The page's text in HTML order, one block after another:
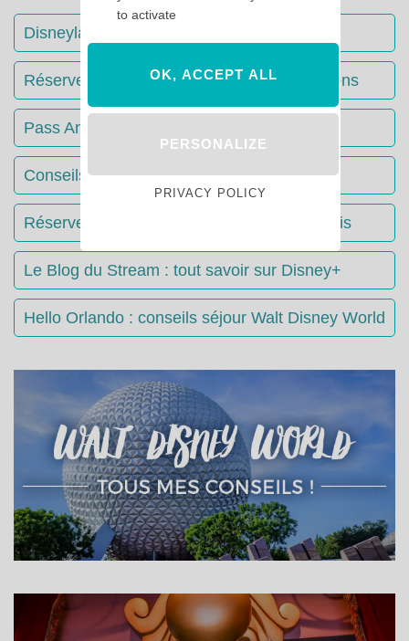
Disneyland Paris : Le guide complet
Réserver votre séjour : toutes les informations
Pass Annuels Disney : informations
Conseils & Astuces Disneyland Paris
Réserver votre restaurant à Disneyland Paris
Le Blog du Stream : tout savoir sur Disney+
Hello Orlando : conseils séjour Walt Disney World
to activate
OK, ACCEPT ALL
PERSONALIZE
PRIVACY POLICY